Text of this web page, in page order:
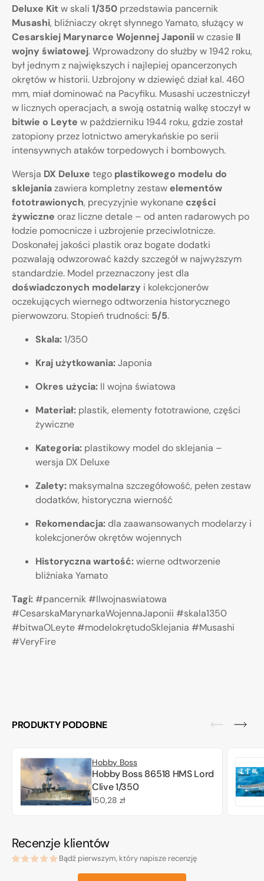
Deluxe Kitw skali 1/350 przedstawia pancernik
Musashi, bliźniaczy okręt słynnego Yamato, służący w
Cesarskiej Marynarce Wojennej Japoniiw czasie II
wojny światowej. Wprowadzony do służby w 1942 roku,
był jednym z największych i najlepiej opancerzonych
okrętów w historii. Uzbrojony w dziewięć dział kal. 460
mm, miał dominować na Pacyfiku. Musashi uczestniczył
w licznych operacjach, a swoją ostatnią walkę stoczył w
bitwie o Leyte w październiku 1944 roku, gdzie został
zatopiony przez lotnictwo amerykańskie po serii
intensywnych ataków torpedowych i bombowych.
Wersja DX Deluxe tego plastikowego modelu do
sklejaniazawiera kompletny zestaw elementów
fototrawionych, precyzyjnie wykonane części
żywiczne oraz liczne detale – od anten radarowych po
łodzie pomocnicze i uzbrojenie przeciwlotnicze.
Doskonałej jakości plastik oraz bogate dodatki
pozwalają odwzorować każdy szczegół w najwyższym
standardzie. Model przeznaczony jest dla
doświadczonych modelarzy i kolekcjonerów
oczekujących wiernego odtworzenia historycznego
pierwowzoru. Stopień trudności: 5/5.
Skala:1/350
Kraj użytkowania:Japonia
Okres użycia: II wojna światowa
Materiał: plastik, elementy fototrawione, części
żywiczne
Kategoria: plastikowy model do sklejania –
wersja DX Deluxe
Zalety: maksymalna szczegółowość, pełen zestaw
dodatków, historyczna wierność
Rekomendacja:dla zaawansowanych modelarzy i
kolekcjonerów okrętów wojennych
Historyczna wartość:wierne odtworzenie
bliźniaka Yamato
Tagi:#pancernik #IIwojnaswiatowa
#CesarskaMarynarkaWojennaJaponii #skala1350
#bitwaOLeyte #modelokrętudoSklejania #Musashi
#VeryFire
PRODUKTY PODOBNE
Hobby Boss
Hobby Boss 86518 HMS Lord
Clive 1/350
Cena
150,28 zł
Recenzje klientów
Bądź pierwszym, który napisze recenzję